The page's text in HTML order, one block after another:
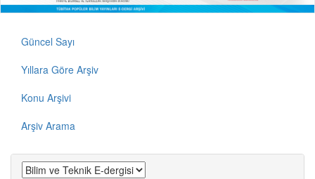
Güncel Sayı
Yıllara Göre Arşiv
Konu Arşivi
Arşiv Arama